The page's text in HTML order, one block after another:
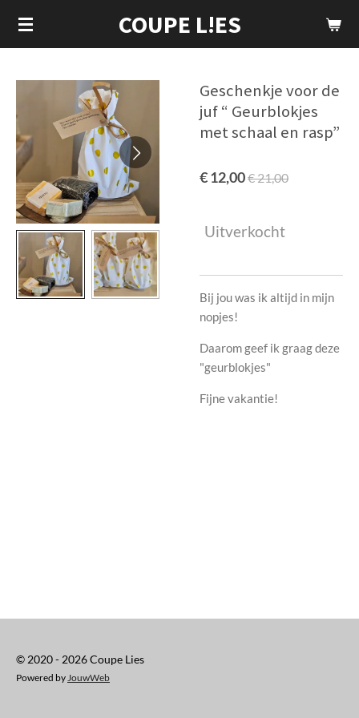
Ga
direct
COUPE L!ES
Geschenkje voor de
juf “ Geurblokjes
met schaal en rasp”
€ 12,00€ 21,00
Uitverkocht
Bij jou was ik altijd in mijn
nopjes!
Daarom geef ik graag deze
"geurblokjes"
Fijne vakantie!
© 2020 - 2026 Coupe Lies
Powered by JouwWeb